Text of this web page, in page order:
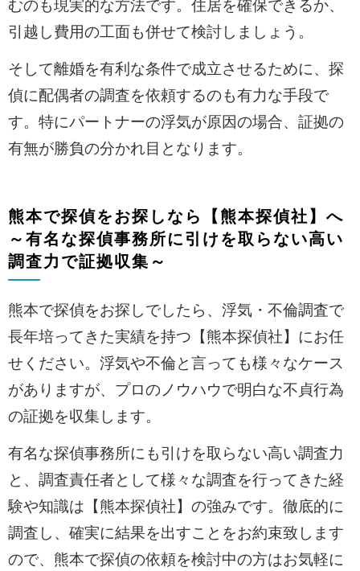
むのも現実的な方法です。住居を確保できるか、
引越し費用の工面も併せて検討しましょう。
そして離婚を有利な条件で成立させるために、探
偵に配偶者の調査を依頼するのも有力な手段で
す。特にパートナーの浮気が原因の場合、証拠の
有無が勝負の分かれ目となります。
熊本で探偵をお探しなら【熊本探偵社】へ
～有名な探偵事務所に引けを取らない高い
調査力で証拠収集～
熊本で探偵をお探しでしたら、浮気・不倫調査で
長年培ってきた実績を持つ【熊本探偵社】にお任
せください。浮気や不倫と言っても様々なケース
がありますが、プロのノウハウで明白な不貞行為
の証拠を収集します。
有名な探偵事務所にも引けを取らない高い調査力
と、調査責任者として様々な調査を行ってきた経
験や知識は【熊本探偵社】の強みです。徹底的に
調査し、確実に結果を出すことをお約束致します
ので、熊本で探偵の依頼を検討中の方はお気軽に